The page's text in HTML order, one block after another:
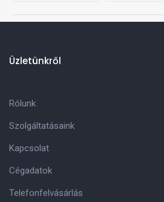
Üzletünkről
Rólunk
Szolgáltatásaink
Kapcsolat
Cégadatok
Telefonfelvásárlás